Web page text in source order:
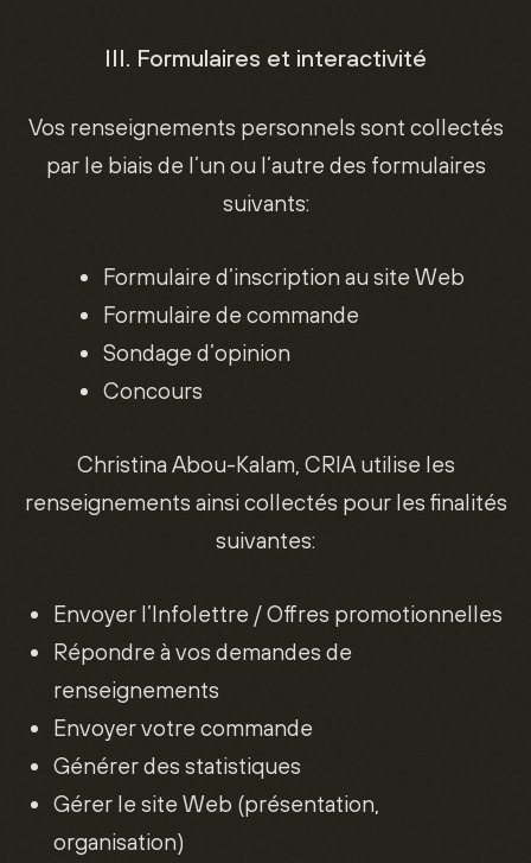
III. Formulaires et interactivité
Vos renseignements personnels sont collectés
par le biais de l’un ou l’autre des formulaires
suivants:
Formulaire d’inscription au site Web
Formulaire de commande
Sondage d’opinion
Concours
Christina Abou-Kalam, CRIA utilise les
renseignements ainsi collectés pour les finalités
suivantes:
Envoyer l’Infolettre / Offres promotionnelles
Répondre à vos demandes de
renseignements
Envoyer votre commande
Générer des statistiques
Gérer le site Web (présentation,
organisation)